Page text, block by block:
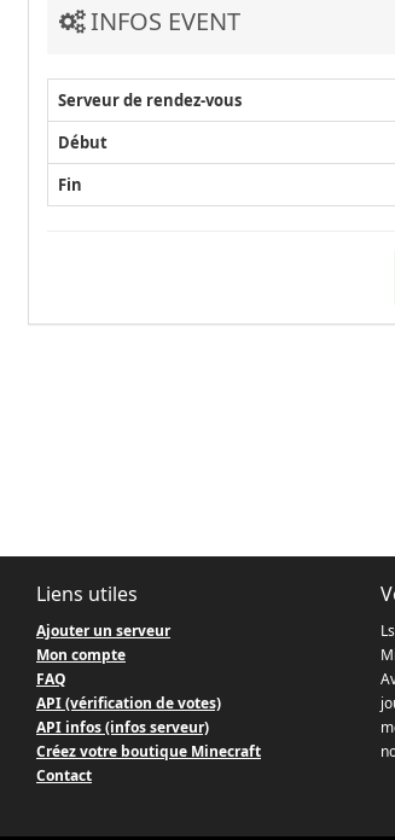
INFOS EVENT
Serveur de rendez-vous
Début
Fin
Liens utiles
Ajouter un serveur
Mon compte
FAQ
API (vérification de votes)
API infos (infos serveur)
Créez votre boutique Minecraft
Contact